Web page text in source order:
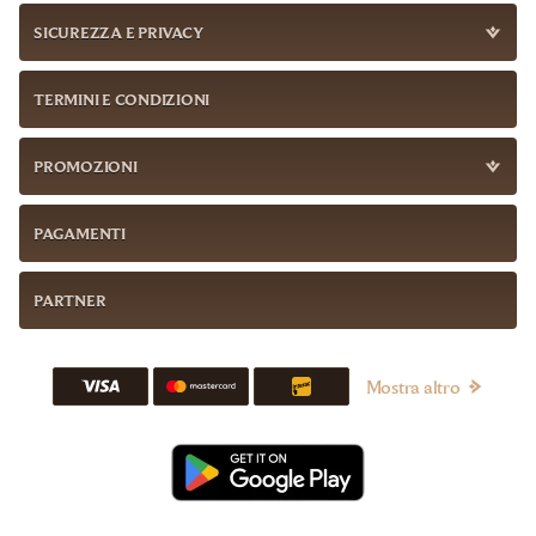
SICUREZZA E PRIVACY
TERMINI E CONDIZIONI
PROMOZIONI
PAGAMENTI
PARTNER
Mostra altro